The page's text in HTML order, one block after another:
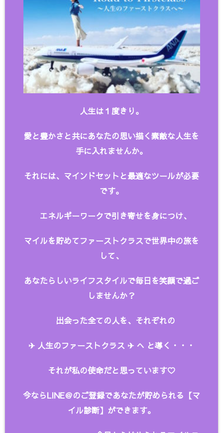
人生は１度きり。
愛と豊かさと共にあなたの思い描く素敵な人生を
手に入れませんか。
それには、マインドセットと最適なツールが必要
です。
エネルギーワークで引き寄せを身につけ、
マイルを貯めてファーストクラスで世界中の旅を
して、
あなたらしいライフスタイルで毎日を笑顔で過ご
しませんか？
出会った全ての人を、 それぞれの
✈︎ 人生のファーストクラス ✈︎ へ と導く・・・
それが私の使命だと思っています♡
今ならLINE＠のご登録であなたが貯められる【マ
イル診断】ができます。